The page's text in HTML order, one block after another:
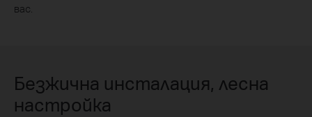
вас.
Безжична инсталация, лесна
настройка